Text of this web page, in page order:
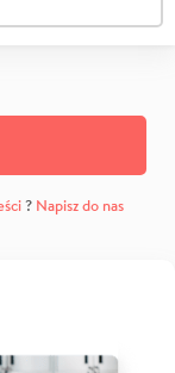
? Napisz do nas